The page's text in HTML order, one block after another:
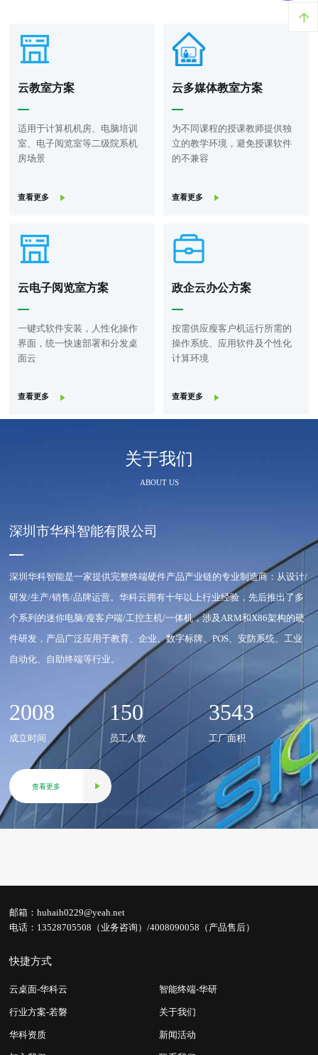
云教室方案
适用于计算机机房、电脑培训
室、电子阅览室等二级院系机
房场景
查看更多
云多媒体教室方案
为不同课程的授课教师提供独
立的教学环境，避免授课软件
的不兼容
查看更多
云电子阅览室方案
一键式软件安装，人性化操作
界面，统一快速部署和分发桌
面云
查看更多
政企云办公方案
按需供应瘦客户机运行所需的
操作系统、应用软件及个性化
计算环境
查看更多
关于我们
ABOUT US
深圳市华科智能有限公司
深圳华科智能是一家提供完整终端硬件产品产业链的专业制造商：从设计/
研发/生产/销售/品牌运营。华科云拥有十年以上行业经验，先后推出了多
个系列的迷你电脑/瘦客户端/工控主机/一体机，涉及ARM和X86架构的硬
件研发，产品广泛应用于教育、企业、数字标牌、POS、安防系统、工业
自动化、自助终端等行业。
查看更多
2008
成立时间
150
员工人数
3543
工厂面积
邮箱： huhaih0229@yeah.net
电话： 13528705508（业务咨询）/4008090058（产品售后）
快捷方式
云桌面-华科云 智能终端-华研
行业方案-若磐 关于我们
华科资质 新闻活动